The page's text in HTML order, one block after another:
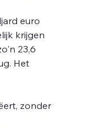
euro
krijgen
23,6
Het
zonder